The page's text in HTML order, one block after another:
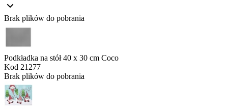
Brak plików do pobrania
Podkładka na stół 40 x 30 cm Coco
Kod 21277
Brak plików do pobrania